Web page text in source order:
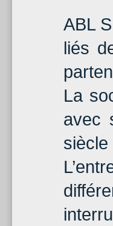
ABL
liés
La
avec